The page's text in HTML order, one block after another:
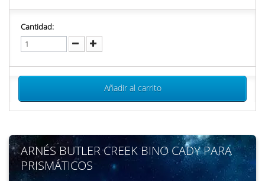
Cantidad:
Añadir al carrito
ARNÉS BUTLER CREEK BINO CADY PARA
PRISMÁTICOS